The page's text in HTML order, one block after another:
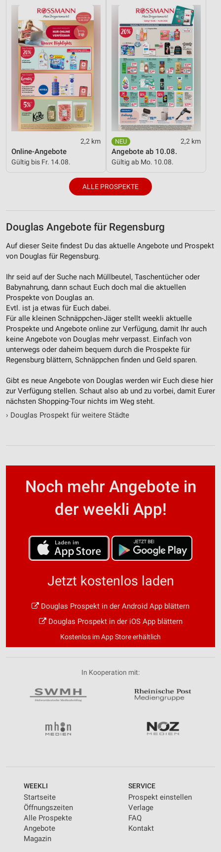
2,2 km
Online-Angebote
Gültig bis Fr. 14.08.
2,2 km
Angebote ab 10.08.
Gültig ab Mo. 10.08.
ALLE PROSPEKTE
Douglas Angebote für Regensburg
Auf dieser Seite findest Du das aktuelle Angebote und Prospekt
von Douglas für Regensburg.
Ihr seid auf der Suche nach Müllbeutel, Taschentücher oder
Babynahrung, dann schaut Euch doch mal die aktuellen
Prospekte von Douglas an.
Evtl. ist ja etwas für Euch dabei.
Für alle kleinen Schnäppchen-Jäger stellt weekli aktuelle
Prospekte und Angebote online zur Verfügung, damit Ihr auch
keine Angebote von Douglas mehr verpasst. Einfach von
unterwegs oder daheim bequem durch die Prospekte für
Regensburg blättern, Schnäppchen finden und Geld sparen.
Gibt es neue Angebote von Douglas werden wir Euch diese hier
zur Verfügung stellen. Schaut also ab und zu vorbei, damit Eurer
nächsten Shopping-Tour nichts im Weg steht.
› Douglas Prospekt für weitere Städte
Noch mehr Angebote in
der weekli App!
Jetzt kostenlos laden
Douglas Prospekt in der Android App blättern
Douglas Prospekt in der iOS App blättern
Kostenlos im App Store erhältlich
In Kooperation mit:
WEEKLI
Startseite
Öffnungszeiten
Alle Prospekte
Angebote
Magazin
SERVICE
Prospekt einstellen
Verlage
FAQ
Kontakt
Verwendung von Profilen zur Auswahl
personalisierter Werbung
Erstellung von Profilen zur Personalisierung
von Inhalten
Verwendung von Profilen zur Auswahl
personalisierter Inhalte
Messung der Werbeleistung
Messung der Performance von Inhalten
Analyse von Zielgruppen durch Statistiken oder
Kombinationen von Daten aus verschiedenen
Quellen
Verwendung reduzierter Daten zur Auswahl von
Verwendung genauer Standortdaten
Geräte anhand von aktiv angeforderten
Informationen identifizieren
Nicht-IAB-Verarbeitungszwecke:
Notwendig
Performance
Funktional
Werbung